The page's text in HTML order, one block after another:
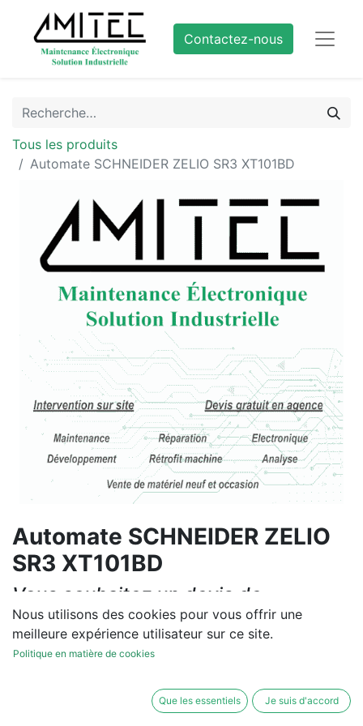
Contactez-nous
Tous les produits
Automate SCHNEIDER ZELIO SR3 XT101BD
Automate SCHNEIDER ZELIO
SR3 XT101BD
Vous souhaitez un devis de
réparation ou de vente, un
diagnostic sur site?
Nous utilisons des cookies pour vous offrir une
meilleure expérience utilisateur sur ce site.
Politique en matière de cookies
Que les essentiels Je suis d'accord